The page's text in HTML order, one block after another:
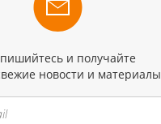
и получайте
новости и материалы